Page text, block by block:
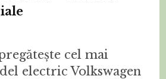
cel mai
electric Volkswagen